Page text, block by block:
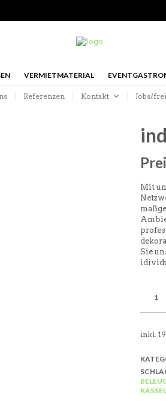
VERMIETMATERIAL
Referenzen Kontakt Jobs/
Mit
Sie
inkl.
KASSEL